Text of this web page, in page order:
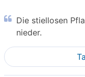
Die stiellosen
nieder.